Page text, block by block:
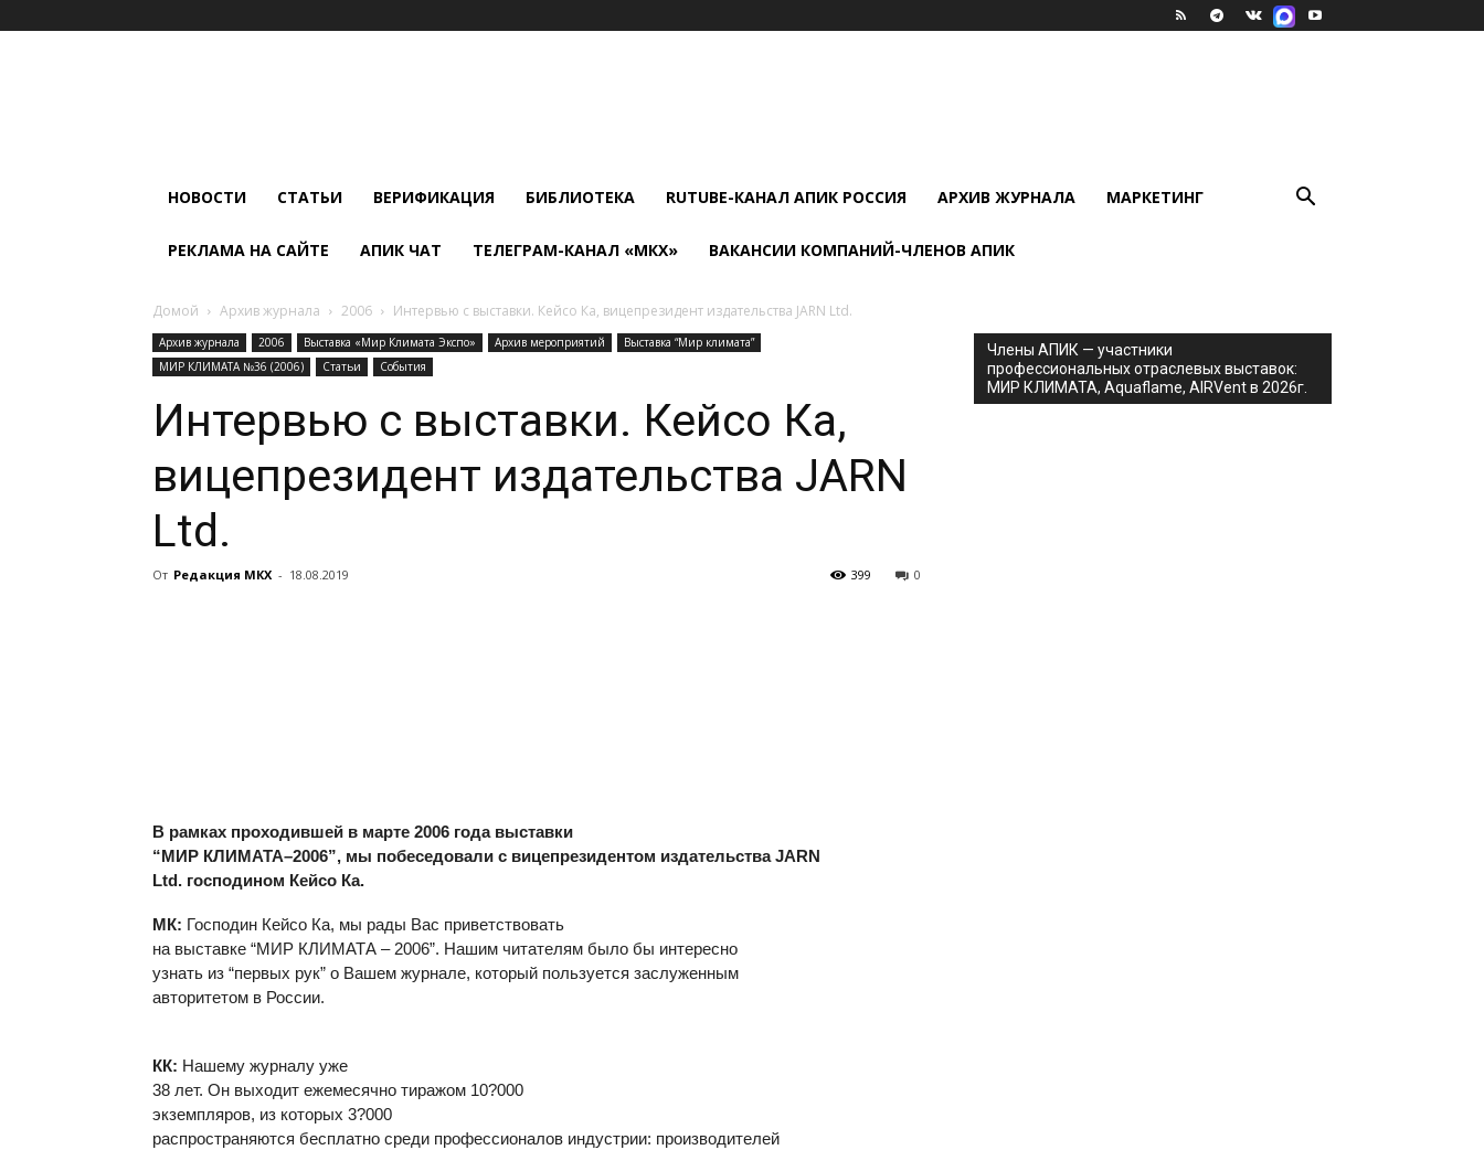
НОВОСТИ СТАТЬИ ВЕРИФИКАЦИЯ БИБЛИОТЕКА RUTUBE-КАНАЛ АПИК РОССИЯ АРХИВ ЖУРНАЛА МАРКЕТИНГ
РЕКЛАМА НА САЙТЕ АПИК ЧАТ ТЕЛЕГРАМ-КАНАЛ «МКХ» ВАКАНСИИ КОМПАНИЙ-ЧЛЕНОВ АПИК
Домой Архив журнала 2006 Интервью с выставки. Кейсо Ка, вице­президент издательства JARN Ltd.
Архив журнала 2006 Выставка «Мир Климата Экспо» Архив мероприятий
Выставка “Мир климата”
МИР КЛИМАТА №36 (2006)
Статьи События
Интервью с выставки. Кейсо Ка,
вице­президент издательства JARN
Ltd.
От Редакция МКХ - 18.08.2019 0
399
В рамках проходившей в марте 2006 года выставки
“МИР КЛИМАТА–2006”, мы побеседовали с вице­президентом издательстваJARN
Ltd. господином Кейсо Ка.
МК: Господин Кейсо Ка, мы рады Вас приветствовать
на выставке “МИР КЛИМАТА – 2006”. Нашим читателям было бы интересно
узнать из “первых рук” о Вашем журнале, который пользуется заслуженным
авторитетом в России.
КК: Нашему журналу уже
38 лет. Он выходит ежемесячно тиражом 10?000
экземпляров, из которых 3?000
распространяются бесплатно среди профессионалов индустрии: производителей
Члены АПИК — участники
профессиональных отраслевых выставок:
МИР КЛИМАТА, Aquaflame, AIRVent в 2026г.